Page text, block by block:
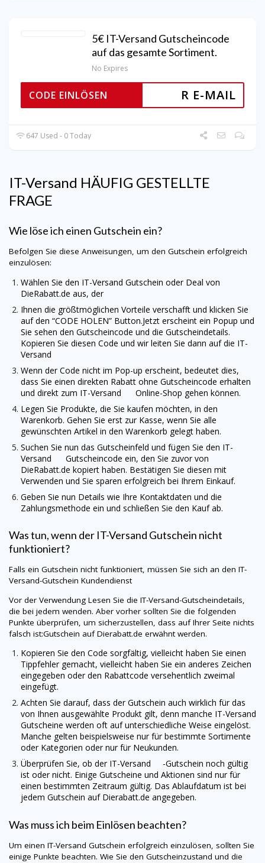
5€ IT-Versand Gutscheincode
auf das gesamte Sortiment.
No Expires
R E-MAIL
CODE EINLÖSEN
647 Used - 0 Today
IT-Versand HÄUFIG GESTELLTE
FRAGE
Wie löse ich einen Gutschein ein?
Befolgen Sie diese Anweisungen, um den Gutschein erfolgreich
einzulösen:
Wählen Sie den IT-Versand Gutschein oder Deal von
DieRabatt.de aus, der
Ihnen die größtmöglichen Vorteile verschafft und klicken Sie
auf den “CODE HOLEN” Button.Jetzt erscheint ein Popup und
Sie sehen den Gutscheincode und die Gutscheindetails.
Kopieren Sie diesen Code und wir leiten Sie dann auf die IT-
Versand
Wenn der Code nicht im Pop-up erscheint, bedeutet dies,
dass Sie einen direkten Rabatt ohne Gutscheincode erhalten
und direkt zum IT-Versand Online-Shop gehen können.
Legen Sie Produkte, die Sie kaufen möchten, in den
Warenkorb. Gehen Sie erst zur Kasse, wenn Sie alle
gewünschten Artikel in den Warenkorb gelegt haben.
Suchen Sie nun das Gutscheinfeld und fügen Sie den IT-
Versand Gutscheincode ein, den Sie zuvor von
DieRabatt.de kopiert haben. Bestätigen Sie diesen mit
Verwenden und Sie sparen erfolgreich bei Ihrem Einkauf.
Geben Sie nun Details wie Ihre Kontaktdaten und die
Zahlungsmethode ein und schließen Sie den Kauf ab.
Was tun, wenn der IT-Versand Gutschein nicht
funktioniert?
Falls ein Gutschein nicht funktioniert, müssen Sie sich an den IT-
Versand-Gutschein Kundendienst
Vor der Verwendung Lesen Sie die IT-Versand-Gutscheindetails,
die bei jedem wenden. Aber vorher sollten Sie die folgenden
Punkte überprüfen, um sicherzustellen, dass auf Ihrer Seite nichts
falsch ist:Gutschein aufDierabatt.de erwähnt werden.
Kopieren Sie den Code sorgfältig, vielleicht haben Sie einen
Tippfehler gemacht, vielleicht haben Sie ein anderes Zeichen
eingegeben oder den Rabattcode versehentlich zweimal
eingefügt.
Achten Sie darauf, dass der Gutschein auch wirklich für das
von Ihnen ausgewählte Produkt gilt, denn manche IT-Versand
Gutscheine werden oft auf unterschiedliche Weise eingelöst.
Manche gelten beispielsweise nur für bestimmte Sortimente
oder Kategorien oder nur für Neukunden.
Überprüfen Sie, ob der IT-Versand -Gutschein noch gültig
ist oder nicht. Einige Gutscheine und Aktionen sind nur für
einen bestimmten Zeitraum gültig. Das Ablaufdatum ist bei
jedem Gutschein auf Dierabatt.de angegeben.
Was muss ich beim Einlösen beachten?
Um einen IT-Versand Gutschein erfolgreich einzulösen, sollten Sie
einige Punkte beachten. Wie Sie den Gutscheinzustand und die